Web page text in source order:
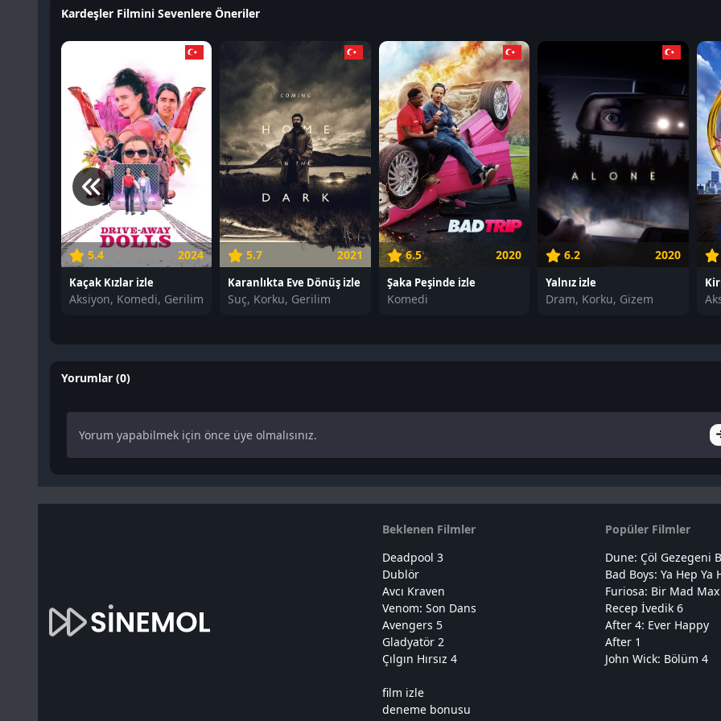
Kardeşler Filmini Sevenlere Öneriler
5.4 2024
Kaçak Kızlar izle
Aksiyon, Komedi, Gerilim
5.7 2021
Karanlıkta Eve Dönüş izle
Suç, Korku, Gerilim
6.5 2020
Şaka Peşinde izle
Komedi
6.2 2020
Yalnız izle
Dram, Korku, Gizem
Yorumlar (0)
Yorum yapabilmek için önce üye olmalısınız.
Beklenen Filmler
Deadpool 3
Dublör
Avcı Kraven
Venom: Son Dans
Avengers 5
Gladyatör 2
Çılgın Hırsız 4
Popüler Filmler
Dune: Çöl Gezegeni
Bad Boys: Ya Hep Ya
Furiosa: Bir Mad Max
Recep İvedik 6
After 4: Ever Happy
After 1
John Wick: Bölüm 4
film izle
deneme bonusu